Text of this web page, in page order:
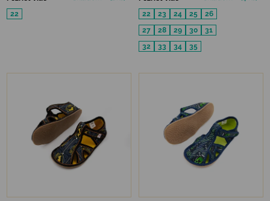
22
22
23 24 25
26
27
28 29 30
31
32
33 34 35